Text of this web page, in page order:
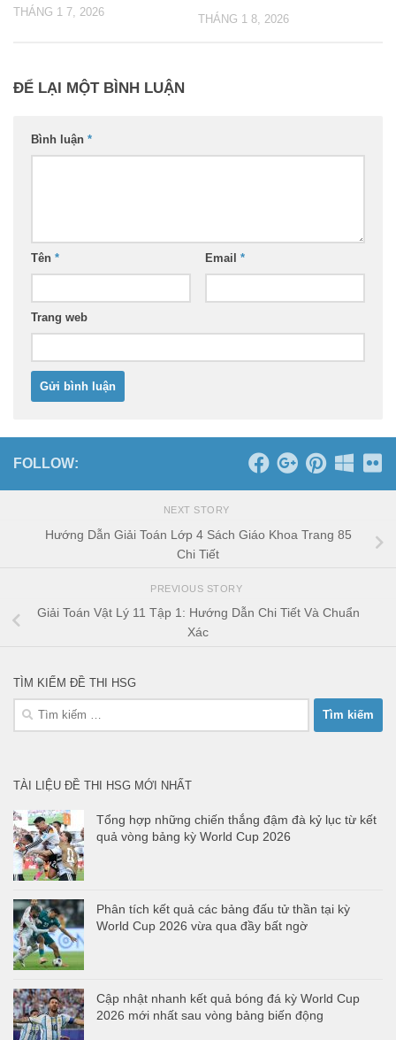
THÁNG 1 7, 2026
THÁNG 1 8, 2026
ĐỂ LẠI MỘT BÌNH LUẬN
Bình luận *
Tên * Email *
Trang web
FOLLOW:
NEXT STORY
Hướng Dẫn Giải Toán Lớp 4 Sách Giáo Khoa Trang 85
Chi Tiết
PREVIOUS STORY
Giải Toán Vật Lý 11 Tập 1: Hướng Dẫn Chi Tiết Và Chuẩn
Xác
TÌM KIẾM ĐỀ THI HSG
Tìm
TÀI LIỆU ĐỀ THI HSG MỚI NHẤT
Tổng hợp những chiến thắng đậm đà kỷ lục từ kết
quả vòng bảng kỳ World Cup 2026
Phân tích kết quả các bảng đấu tử thần tại kỳ
World Cup 2026 vừa qua đầy bất ngờ
Cập nhật nhanh kết quả bóng đá kỳ World Cup
2026 mới nhất sau vòng bảng biến động